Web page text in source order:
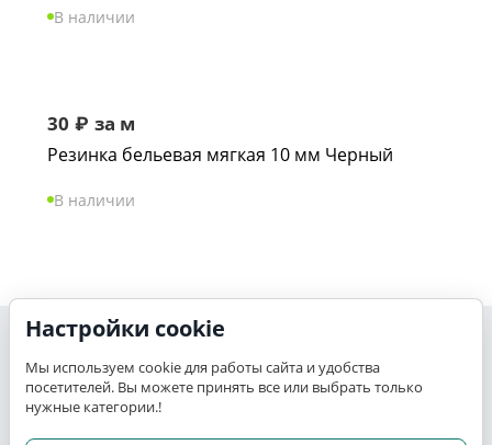
В наличии
30 ₽ за м
Резинка бельевая мягкая 10 мм Черный
В наличии
Моя учетная запись
K-TEX
Настройки cookie
Мы используем cookie для работы сайта и удобства
посетителей. Вы можете принять все или выбрать только
нужные категории.!